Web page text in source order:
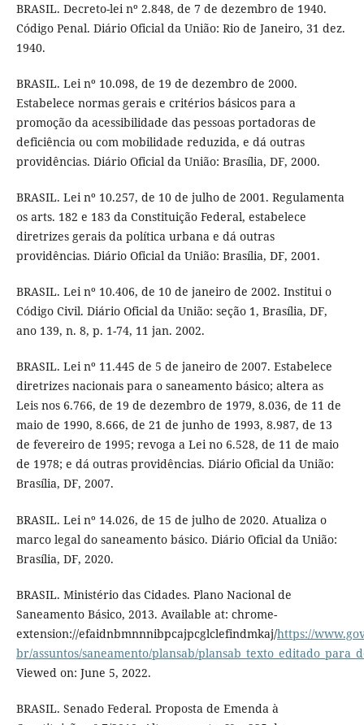
BRASIL. Decreto-lei nº 2.848, de 7 de dezembro de 1940.
Código Penal. Diário Oficial da União: Rio de Janeiro, 31 dez.
1940.
BRASIL. Lei nº 10.098, de 19 de dezembro de 2000.
Estabelece normas gerais e critérios básicos para a
promoção da acessibilidade das pessoas portadoras de
deficiência ou com mobilidade reduzida, e dá outras
providências. Diário Oficial da União: Brasília, DF, 2000.
BRASIL. Lei nº 10.257, de 10 de julho de 2001. Regulamenta
os arts. 182 e 183 da Constituição Federal, estabelece
diretrizes gerais da política urbana e dá outras
providências. Diário Oficial da União: Brasília, DF, 2001.
BRASIL. Lei nº 10.406, de 10 de janeiro de 2002. Institui o
Código Civil. Diário Oficial da União: seção 1, Brasília, DF,
ano 139, n. 8, p. 1-74, 11 jan. 2002.
BRASIL. Lei nº 11.445 de 5 de janeiro de 2007. Estabelece
diretrizes nacionais para o saneamento básico; altera as
Leis nos 6.766, de 19 de dezembro de 1979, 8.036, de 11 de
maio de 1990, 8.666, de 21 de junho de 1993, 8.987, de 13
de fevereiro de 1995; revoga a Lei no 6.528, de 11 de maio
de 1978; e dá outras providências. Diário Oficial da União:
Brasília, DF, 2007.
BRASIL. Lei nº 14.026, de 15 de julho de 2020. Atualiza o
marco legal do saneamento básico. Diário Oficial da União:
Brasília, DF, 2020.
BRASIL. Ministério das Cidades. Plano Nacional de
Saneamento Básico, 2013. Available at: chrome-
extension://efaidnbmnnnibpcajpcglclefindmkaj/https://
br/assuntos/saneamento/plansab/
Viewed on: June 5, 2022.
BRASIL. Senado Federal. Proposta de Emenda à